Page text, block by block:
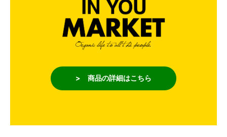
> 商品の詳細はこちら